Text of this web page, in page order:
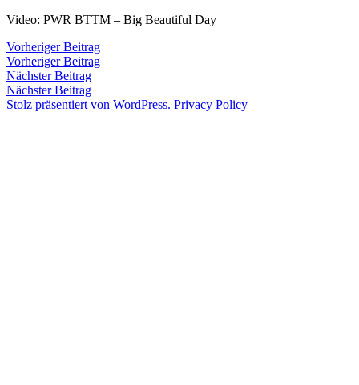
Zum
springen
von
Februar
20174.
Januar
2020
einen
Kommentar
zu
Video: PWR BTTM – Big Beautiful Day
Veröffentlicht
von
snhpfr
17.
Februar
20174.
Januar
Veröffentlicht
in
Uncategorized
Beitragsnavigation
Vorheriger BeitragVorheriger
Beitrag:
Vorheriger Beitrag
Nächster BeitragNächster
Beitrag:
Nächster Beitrag
Stolz präsentiert von WordPress. Privacy Policy